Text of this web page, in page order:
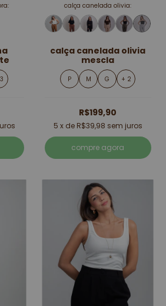
calça canelada olivia:
calça canelada olivia
mescla
P M G + 2
R$199,90
5 x de R$39,98 sem juros
compre agora